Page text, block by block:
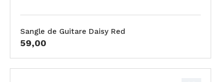
Sangle de Guitare Daisy Red
59,00